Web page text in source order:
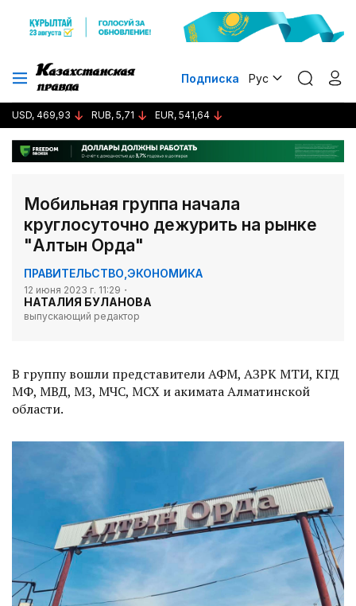
Подписка Рус
USD, 469,93 RUB, 5,71 EUR, 541,64
Мобильная группа начала
круглосуточно дежурить на рынке
"Алтын Орда"
ПРАВИТЕЛЬСТВО ЭКОНОМИКА
12 июня 2023 г. 11:29
НАТАЛИЯ БУЛАНОВА
выпускающий редактор
В группу вошли представители АФМ, АЗРК МТИ, КГД
МФ, МВД, МЗ, МЧС, МСХ и акимата Алматинской
области.